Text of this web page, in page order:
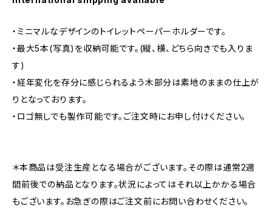
・ミニマルなデザインのトイレットペーパーホルダーです。
・最大5本(写真)を収納可能です。(縦、横、どちら向きでも入りま
す)
・経年変化を存分に感じられるよう木部分は素地のままの仕上が
りとなっております。
・ロゴ無しでも製作可能です。ご注文時にお申し付けください。
＊本商品は受注生産となる場合がございます。その際は通常2週
間前後での納品となります。状況によってはそれ以上かかる場合
もございます。お急ぎの際はご注文前にお問い合わせください。